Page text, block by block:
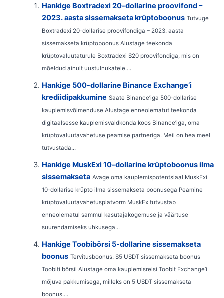
Hankige Boxtradexi 20-dollarine proovifond –
2023. aasta sissemakseta krüptoboonus Tutvuge
Boxtradexi 20-dollarise proovifondiga – 2023. aasta
sissemakseta krüptoboonus Alustage teekonda
krüptovaluutaturule Boxtradexi $20 proovifondiga, mis on
mõeldud ainult uustulnukatele....
Hankige 500-dollarine Binance Exchange’i
krediidipakkumine Saate Binance’iga 500-dollarise
kauplemisvõimenduse Alustage enneolematut teekonda
digitaalsesse kauplemisvaldkonda koos Binance’iga, oma
krüptovaluutavahetuse peamise partneriga. Meil on hea meel
tutvustada...
Hankige MuskExi 10-dollarine krüptoboonus ilma
sissemakseta Avage oma kauplemispotentsiaal MuskExi
10-dollarise krüpto ilma sissemakseta boonusega Peamine
krüptovaluutavahetusplatvorm MuskEx tutvustab
enneolematul sammul kasutajakogemuse ja väärtuse
suurendamiseks uhkusega...
Hankige Toobibörsi 5-dollarine sissemakseta
boonus Tervitusboonus: $5 USDT sissemakseta boonus
Toobiti börsil Alustage oma kauplemisreisi Toobit Exchange’i
mõjuva pakkumisega, milleks on 5 USDT sissemakseta
boonus....